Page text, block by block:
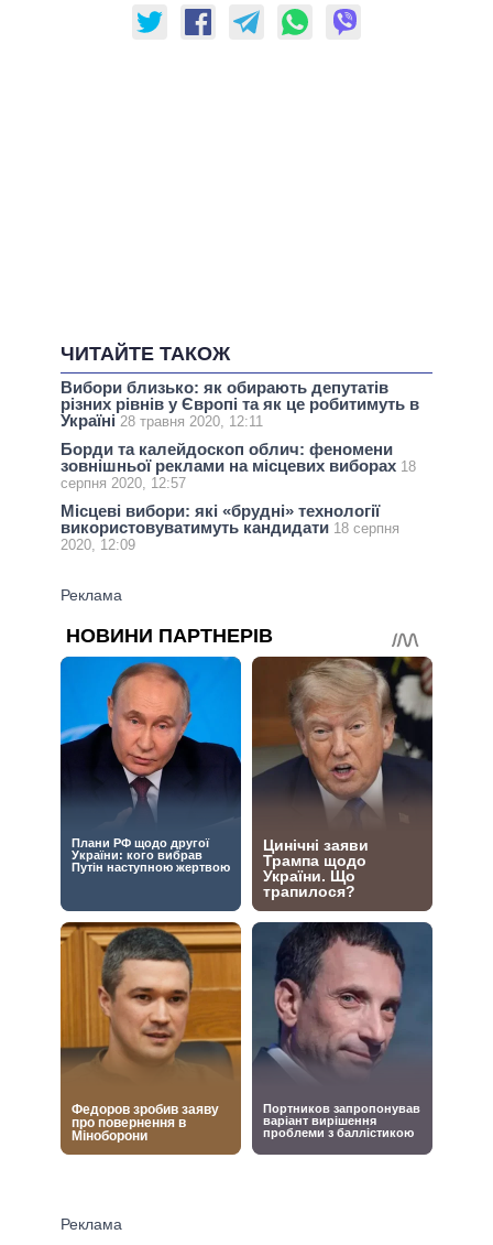
ЧИТАЙТЕ ТАКОЖ
Вибори близько: як обирають депутатів
різних рівнів у Європі та як це робитимуть в
Україні 28 травня 2020, 12:11
Борди та калейдоскоп облич: феномени
зовнішньої реклами на місцевих виборах 18
серпня 2020, 12:57
Місцеві вибори: які «брудні» технології
використовуватимуть кандидати 18 серпня
2020, 12:09